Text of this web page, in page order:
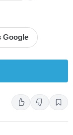
Google